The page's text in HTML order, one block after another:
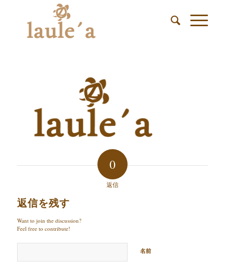
0
返信
返信を残す
Want to join the discussion?
Feel free to contribute!
名前